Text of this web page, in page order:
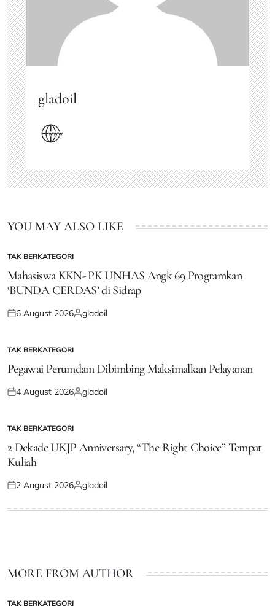
gladoil
YOU MAY ALSO LIKE
POSTED
IN
TAK BERKATEGORI
Mahasiswa KKN- PK UNHAS Angk 69 Programkan
‘BUNDA CERDAS’ di Sidrap
Posted
6 August 2026Posted
gladoil
POSTED
IN
TAK BERKATEGORI
Pegawai Perumdam Dibimbing Maksimalkan Pelayanan
Posted
4 August 2026Posted
gladoil
POSTED
TAK BERKATEGORI
2 Dekade UKJP Anniversary, “The Right Choice” Tempat
Kuliah
Posted
2 August 2026Posted
gladoil
MORE FROM AUTHOR
TAK BERKATEGORI